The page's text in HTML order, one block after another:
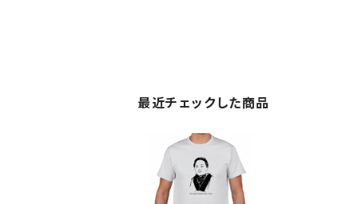
最近チェックした商品